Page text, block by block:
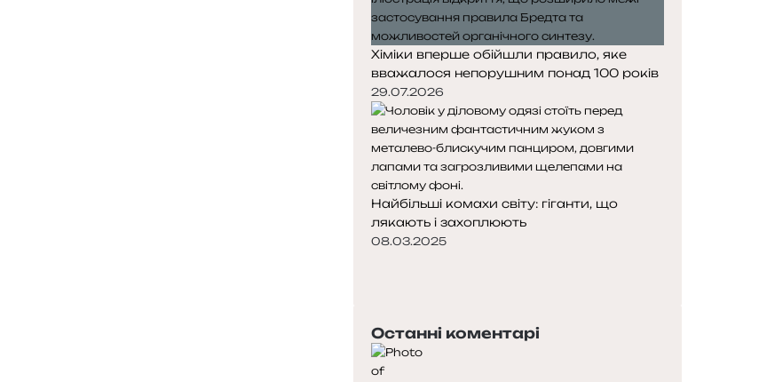
Хіміки вперше обійшли правило, яке
вважалося непорушним понад 100 років
29.07.2026
Найбільші комахи світу: гіганти, що
лякають і захоплюють
08.03.2025
р
е
д
т
у
п
Останні коментарі